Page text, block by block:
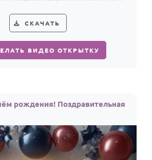
СКАЧАТЬ
ВИДЕО ОТКРЫТКУ
рождения! Поздравительная